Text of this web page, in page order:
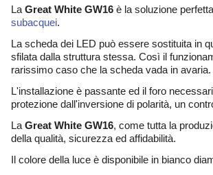
La Great White GW16 è la soluzione
subacquei.
La scheda dei LED può essere sostituita in
sfilata dalla struttura stessa. Così il
rarissimo caso che la scheda vada in avaria.
L'installazione è passante ed il foro
protezione dall'inversione di polarità, un
La Great White GW16, come tutta la
della qualità, sicurezza ed affidabilità.
Il colore della luce è disponibile in bianco